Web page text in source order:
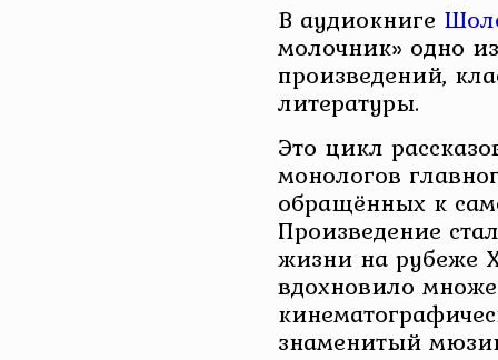
В аудиокниге
молочник» одно
произведений,
литературы.
Это цикл
монологов
обращённых к
Произведение
жизни на рубеже
вдохновило
знаменитый